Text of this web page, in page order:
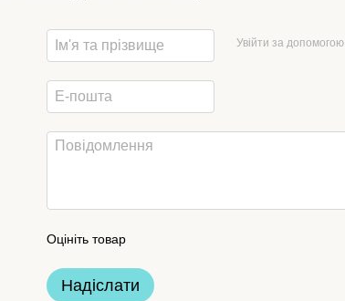
Увійти за допомогою
Оцініть товар
Надіслати